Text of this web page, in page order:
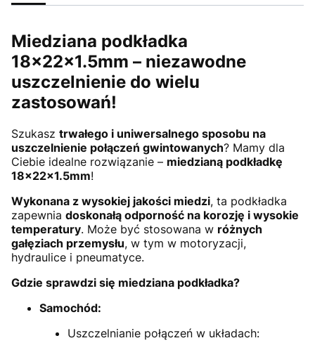
Miedziana podkładka
18x22x1.5mm – niezawodne
uszczelnienie do wielu
zastosowań!
Szukasz trwałego i uniwersalnego sposobu na
uszczelnienie połączeń gwintowanych? Mamy dla
Ciebie idealne rozwiązanie – miedzianą podkładkę
18x22x1.5mm!
Wykonana z wysokiej jakości miedzi, ta podkładka
zapewnia doskonałą odporność na korozję i wysokie
temperatury. Może być stosowana w różnych
gałęziach przemysłu, w tym w motoryzacji,
hydraulice i pneumatyce.
Gdzie sprawdzi się miedziana podkładka?
Samochód:
Uszczelnianie połączeń w układach: